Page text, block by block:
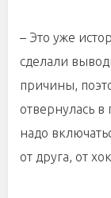
– Это уже
сделали
причины,
отвернулась
надо
от друга, от